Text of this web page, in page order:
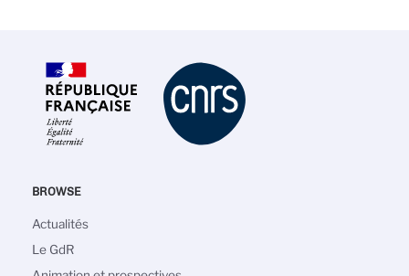
BROWSE
Main
navigation
Actualités
Le GdR